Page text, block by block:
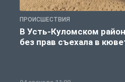
ПРОИСШЕСТВИЯ
В Усть-Куломском
без прав съехала в